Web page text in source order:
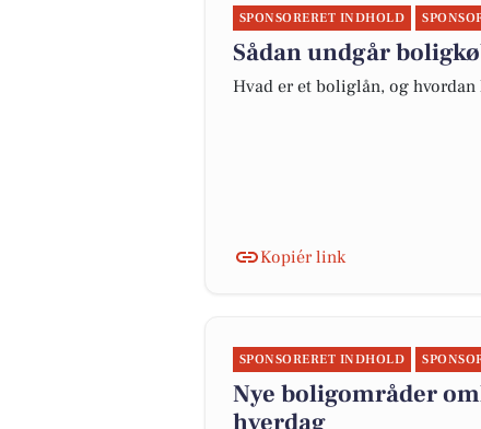
SPONSORERET INDHOLD
Sådan undgår
Hvad er et boliglån, og
Kopiér link
SPONSORERET INDHOLD
Nye boligområder
hverdag